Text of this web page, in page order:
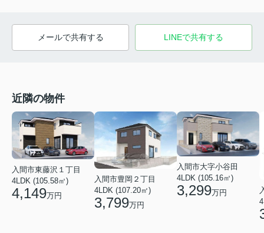
メールで共有する LINEで共有する
近隣の物件
入間市東藤沢１丁目
4LDK (105.58㎡)
4,149万円
入間市豊岡２丁目
4LDK (107.20㎡)
3,799万円
入間市大字小谷田
4LDK (105.16㎡)
3,299万円